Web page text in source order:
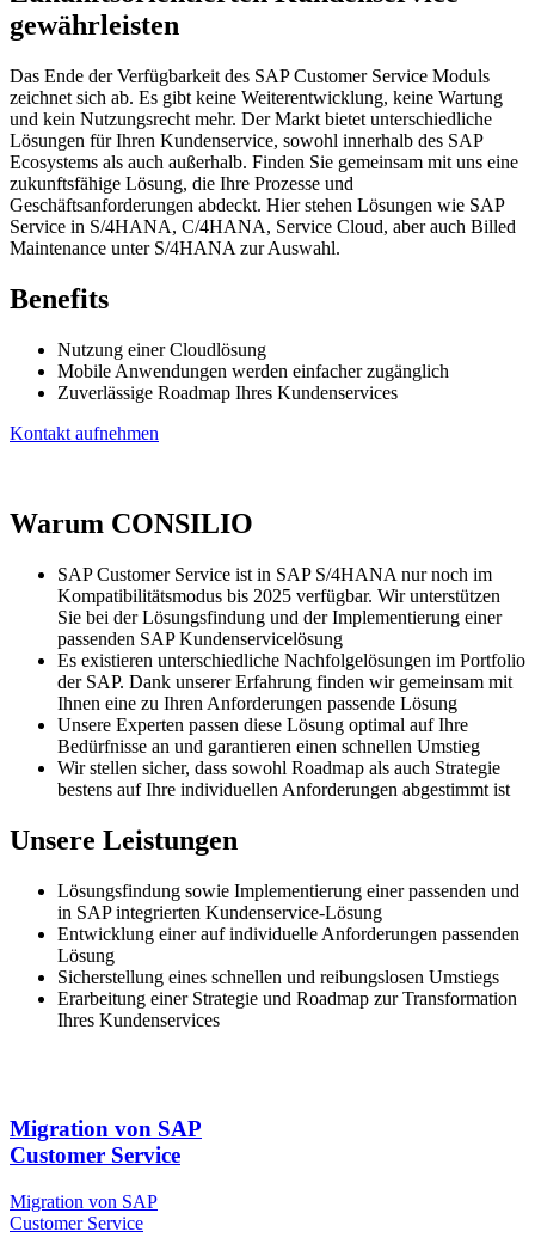
gewährleisten
Das Ende der Verfügbarkeit des SAP Customer Service Moduls
zeichnet sich ab. Es gibt keine Weiterentwicklung, keine Wartung
und kein Nutzungsrecht mehr. Der Markt bietet unterschiedliche
Lösungen für Ihren Kundenservice, sowohl innerhalb des SAP
Ecosystems als auch außerhalb. Finden Sie gemeinsam mit uns eine
zukunftsfähige Lösung, die Ihre Prozesse und
Geschäftsanforderungen abdeckt. Hier stehen Lösungen wie SAP
Service in S/4HANA, C/4HANA, Service Cloud, aber auch Billed
Maintenance unter S/4HANA zur Auswahl.
Benefits
Nutzung einer Cloudlösung
Mobile Anwendungen werden einfacher zugänglich
Zuverlässige Roadmap Ihres Kundenservices
Kontakt aufnehmen
Warum CONSILIO
SAP Customer Service ist in SAP S/4HANA nur noch im
Kompatibilitätsmodus bis 2025 verfügbar. Wir unterstützen
Sie bei der Lösungsfindung und der Implementierung einer
passenden SAP Kundenservicelösung
Es existieren unterschiedliche Nachfolgelösungen im Portfolio
der SAP. Dank unserer Erfahrung finden wir gemeinsam mit
Ihnen eine zu Ihren Anforderungen passende Lösung
Unsere Experten passen diese Lösung optimal auf Ihre
Bedürfnisse an und garantieren einen schnellen Umstieg
Wir stellen sicher, dass sowohl Roadmap als auch Strategie
bestens auf Ihre individuellen Anforderungen abgestimmt ist
Unsere Leistungen
Lösungsfindung sowie Implementierung einer passenden und
in SAP integrierten Kundenservice-Lösung
Entwicklung einer auf individuelle Anforderungen passenden
Lösung
Sicherstellung eines schnellen und reibungslosen Umstiegs
Erarbeitung einer Strategie und Roadmap zur Transformation
Ihres Kundenservices
Migration von SAP
Customer Service
Migration von SAP
Customer Service